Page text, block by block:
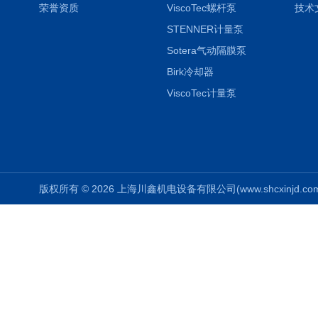
荣誉资质
ViscoTec螺杆泵
STENNER计量泵
Sotera气动隔膜泵
Birk冷却器
ViscoTec计量泵
技术
版权所有 © 2026 上海川鑫机电设备有限公司